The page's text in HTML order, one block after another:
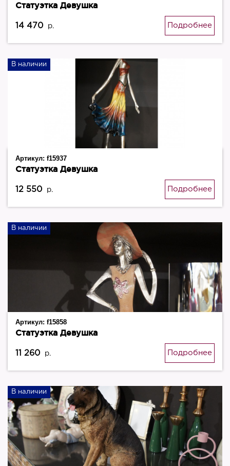
Статуэтка Девушка
14 470 р. Подробнее
В наличии
Артикул: f15937
Статуэтка Девушка
12 550 р. Подробнее
В наличии
Артикул: f15858
Статуэтка Девушка
11 260 р. Подробнее
В наличии